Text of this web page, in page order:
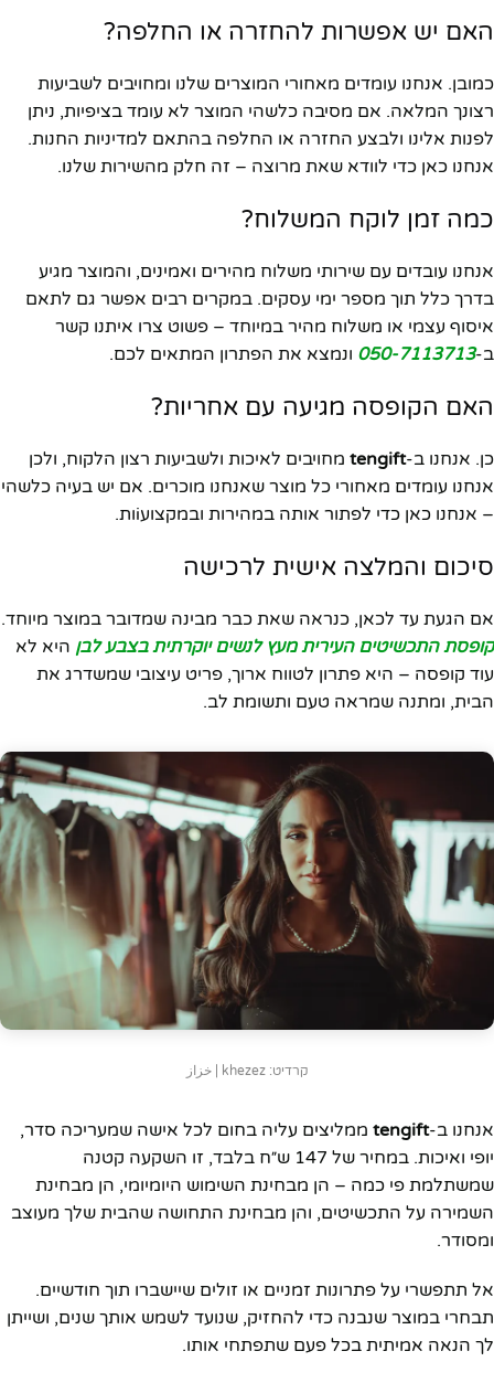
האם יש אפשרות להחזרה או החלפה?
כמובן. אנחנו עומדים מאחורי המוצרים שלנו ומחויבים לשביעות
רצונך המלאה. אם מסיבה כלשהי המוצר לא עומד בציפיות, ניתן
לפנות אלינו ולבצע החזרה או החלפה בהתאם למדיניות החנות.
אנחנו כאן כדי לוודא שאת מרוצה – זה חלק מהשירות שלנו.
כמה זמן לוקח המשלוח?
אנחנו עובדים עם שירותי משלוח מהירים ואמינים, והמוצר מגיע
בדרך כלל תוך מספר ימי עסקים. במקרים רבים אפשר גם לתאם
איסוף עצמי או משלוח מהיר במיוחד – פשוט צרו איתנו קשר
ב-050-7113713 ונמצא את הפתרון המתאים לכם.
האם הקופסה מגיעה עם אחריות?
כן. אנחנו ב-tengift מחויבים לאיכות ולשביעות רצון הלקוח, ולכן
אנחנו עומדים מאחורי כל מוצר שאנחנו מוכרים. אם יש בעיה כלשהי
– אנחנו כאן כדי לפתור אותה במהירות ובמקצועiות.
סיכום והמלצה אישית לרכישה
אם הגעת עד לכאן, כנראה שאת כבר מבינה שמדובר במוצר מיוחד.
קופסת התכשיטים העירית מעץ לנשים יוקרתית בצבע לבן היא לא
עוד קופסה – היא פתרון לטווח ארוך, פריט עיצובי שמשדרג את
הבית, ומתנה שמראה טעם ותשומת לב.
קרדיט: khezez | خزاز
אנחנו ב-tengift ממליצים עליה בחום לכל אישה שמעריכה סדר,
יופי ואיכות. במחיר של 147 ש״ח בלבד, זו השקעה קטנה
שמשתלמת פי כמה – הן מבחינת השימוש היומיומי, הן מבחינת
השמירה על התכשיטים, והן מבחינת התחושה שהבית שלך מעוצב
ומסודר.
אל תתפשרי על פתרונות זמניים או זולים שיישברו תוך חודשיים.
תבחרי במוצר שנבנה כדי להחזיק, שנועד לשמש אותך שנים, ושייתן
לך הנאה אמיתית בכל פעם שתפתחי אותו.